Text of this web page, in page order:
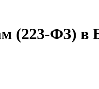
(223-ФЗ)